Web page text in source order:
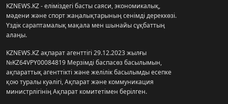
KZNEWS.KZ - еліміздегі басты саяси, экономикалық,
мәдени және спорт жаңалықтарының сенімді дереккөзі.
Үздік сараптамалық мақала мен шынайы сұқбаттың
алаңы.
KZNEWS.KZ ақпарат агенттігі 29.12.2023 жылғы
№KZ64VPY00084819 Мерзімді баспасөз басылымын,
ақпараттық агенттікті және желілік басылымды есепке
қою туралы куәлігі, Ақпарат және коммуникация
министрлігінің Ақпарат комитетімен берілген.